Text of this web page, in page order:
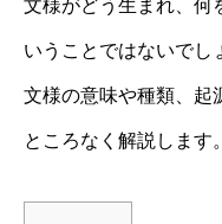
文様がどう生まれ、何
いうことではないでし
文様の意味や種類、起
ところなく解説します。